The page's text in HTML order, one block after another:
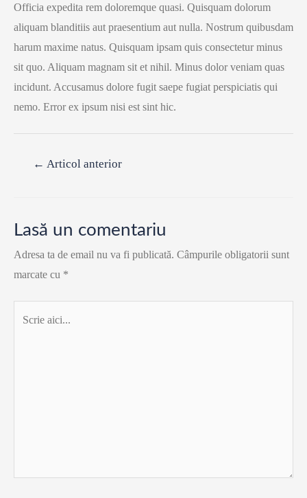
Officia expedita rem doloremque quasi. Quisquam dolorum
aliquam blanditiis aut praesentium aut nulla. Nostrum quibusdam
harum maxime natus. Quisquam ipsam quis consectetur minus
sit quo. Aliquam magnam sit et nihil. Minus dolor veniam quas
incidunt. Accusamus dolore fugit saepe fugiat perspiciatis qui
nemo. Error ex ipsum nisi est sint hic.
Navigare
← Articol anterior
Lasă un comentariu
Adresa ta de email nu va fi publicată. Câmpurile obligatorii sunt
marcate cu *